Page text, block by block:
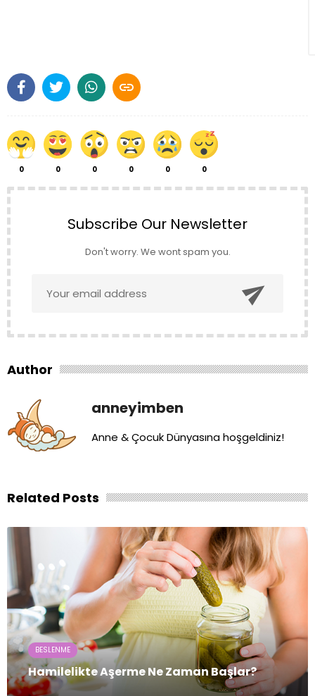

0 0 0 0 0 0
Subscribe Our Newsletter
Don't worry. We wont spam you.

Author
anneyimben
Anne & Çocuk Dünyasına hoşgeldiniz!
Related Posts
BESLENME
Hamilelikte Aşerme Ne Zaman Başlar?